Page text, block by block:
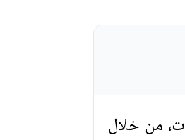
من خلال